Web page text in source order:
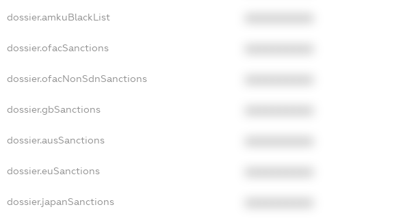
dossier.amkuBlackList
dossier.ofacSanctions
dossier.ofacNonSdnSanctions
dossier.gbSanctions
dossier.ausSanctions
dossier.euSanctions
dossier.japanSanctions